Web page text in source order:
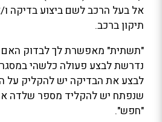
אל בעל הרכב לשם ביצוע בדיקה
תיקון ברכב.
"תשתית" מאפשרת לך לבדוק
נדרשת לבצע פעולה כלשהי
לבצע את הבדיקה יש להקליק על
שנפתח יש להקליד מספר שלדה
"חפש".